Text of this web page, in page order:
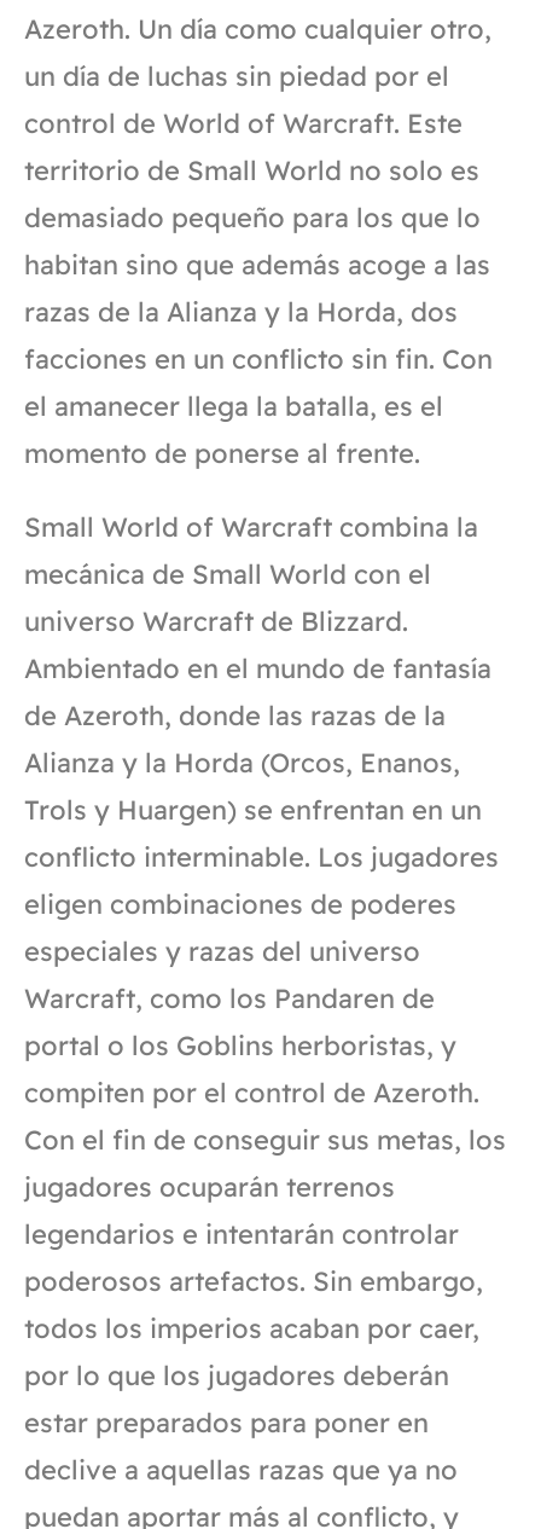
Azeroth. Un día como cualquier otro,
un día de luchas sin piedad por el
control de World of Warcraft. Este
territorio de Small World no solo es
demasiado pequeño para los que lo
habitan sino que además acoge a las
razas de la Alianza y la Horda, dos
facciones en un conflicto sin fin. Con
el amanecer llega la batalla, es el
momento de ponerse al frente.
Small World of Warcraft combina la
mecánica de Small World con el
universo Warcraft de Blizzard.
Ambientado en el mundo de fantasía
de Azeroth, donde las razas de la
Alianza y la Horda (Orcos, Enanos,
Trols y Huargen) se enfrentan en un
conflicto interminable. Los jugadores
eligen combinaciones de poderes
especiales y razas del universo
Warcraft, como los Pandaren de
portal o los Goblins herboristas, y
compiten por el control de Azeroth.
Con el fin de conseguir sus metas, los
jugadores ocuparán terrenos
legendarios e intentarán controlar
poderosos artefactos. Sin embargo,
todos los imperios acaban por caer,
por lo que los jugadores deberán
estar preparados para poner en
declive a aquellas razas que ya no
puedan aportar más al conflicto, y